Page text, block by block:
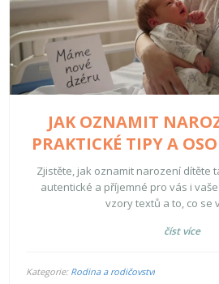
JAK OZNAMIT
PRAKTICKÉ TIPY A
Zjistěte, jak oznamit narození dítěte
autentické a příjemné pro vás i
vzory textů a to, co se
číst více
Kategorie: Rodina a rodičovství